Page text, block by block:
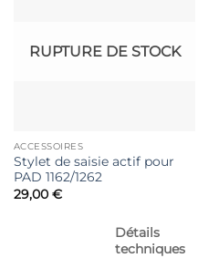
RUPTURE DE STOCK
ACCESSOIRES
Stylet de saisie actif pour
PAD 1162/1262
29,00 €
Détails
techniques